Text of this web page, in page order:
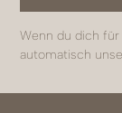
Wenn du dich
automatisch